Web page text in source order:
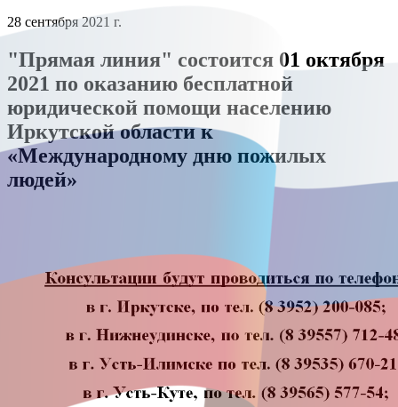
28 сентября 2021 г.
"Прямая линия" состоится 01 октября
2021 по оказанию бесплатной
юридической помощи населению
Иркутской области к
«Международному дню пожилых
людей»